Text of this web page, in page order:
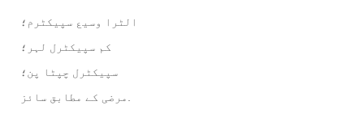
الٹرا وسیع سپیکٹرم؛
کم سپیکٹرل لہر؛
سپیکٹرل چپٹا پن؛